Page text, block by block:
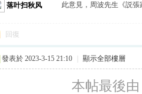
落叶扫秋风 此意見，周波先生《説
回復
發表於 2023-3-15 21:10 顯示全部樓層
本帖最後